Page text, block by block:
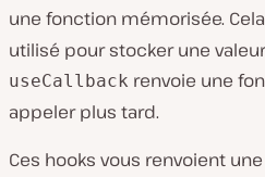
une fonction mémorisée.
utilisé pour stocker une
useCallback renvoie une
appeler plus tard.
Ces hooks vous renvoient